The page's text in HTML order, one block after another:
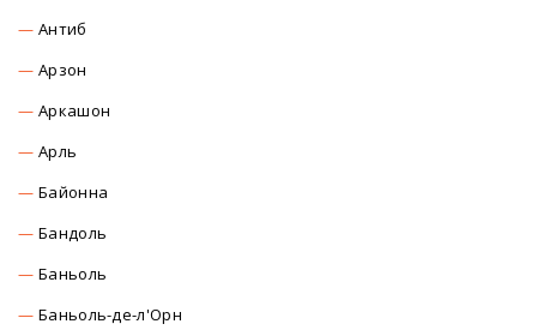
Антиб
Арзон
Аркашон
Арль
Байонна
Бандоль
Баньоль
Баньоль-де-л'Орн